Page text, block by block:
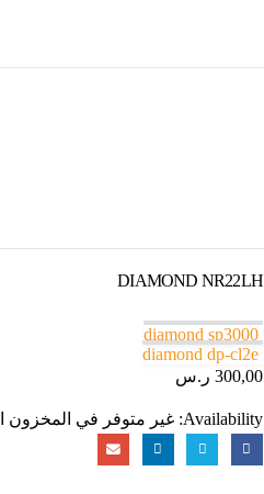
DIAMOND NR22LH
diamond sp3000
diamond dp-cl2e
300,00 ر.س
Availability: غير متوفر في المخزون